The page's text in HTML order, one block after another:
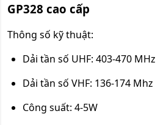
GP328 cao cấp
Thông số kỹ thuật:
Dải tần số UHF: 403-470 MHz
Dải tần số VHF: 136-174 Mhz
Công suất: 4-5W